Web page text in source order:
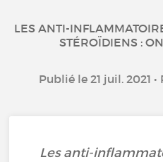
LES ANTI-
STÉROÏDIENS :
Publié le 21 juil. 2021 •
Les anti-